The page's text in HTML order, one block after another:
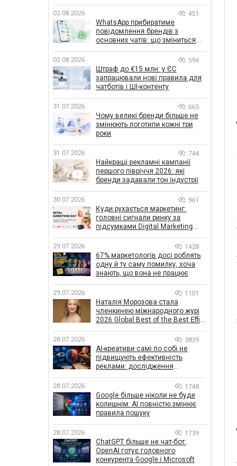
02.08.2026 451
WhatsApp прибиратиме
повідомлення брендів з
основних чатів: що зміниться
02.08.2026 594
Штраф до €15 млн: у ЄС
запрацювали нові правила для
чатботів і ШІ-контенту
31.07.2026 665
Чому великі бренди більше не
змінюють логотипи кожні три
роки
31.07.2026 744
Найкращі рекламні кампанії
першого півріччя 2026: які
бренди задавали тон індустрії
30.07.2026 961
Куди рухається маркетинг:
головні сигнали ринку за
підсумками Digital Marketing
29.07.2026 1428
67% маркетологів досі роблять
одну й ту саму помилку, хоча
знають, що вона не працює
29.07.2026 1101
Наталія Морозова стала
членкинею міжнародного журі
2026 Global Best of the Best Effie
28.07.2026 3839
AI-креативи самі по собі не
підвищують ефективність
реклами: дослідження
впливає на ефективність
кампаній
28.07.2026 1748
Google більше ніколи не буде
колишнім: AI повністю змінює
правила пошуку
28.07.2026 1739
ChatGPT більше не чат-бот:
OpenAI готує головного
конкурента Google і Microsoft